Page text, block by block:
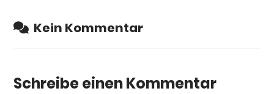
Kein Kommentar
Schreibe einen Kommentar